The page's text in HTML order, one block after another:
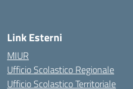
Link Esterni
MIUR
Ufficio Scolastico Regionale
Ufficio Scolastico Territoriale